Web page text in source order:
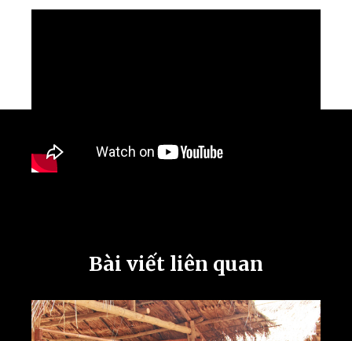
Bài viết liên quan